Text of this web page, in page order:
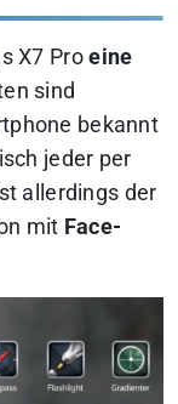
X7 Proeine
sind
bekannt
jeder per
allerdings der
mit Face-